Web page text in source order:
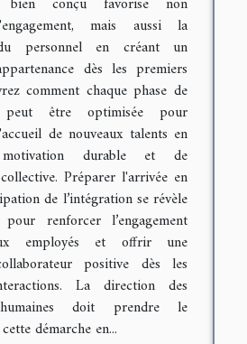
mais aussi la
personnel en créant un
dès les premiers
comment chaque phase de
peut être optimisée pour
de nouveaux talents en
durable et de
Préparer l'arrivée en
de l’intégration se révèle
pour renforcer l’engagement
employés et offrir une
positive dès les
La direction des
doit prendre le
démarche en...